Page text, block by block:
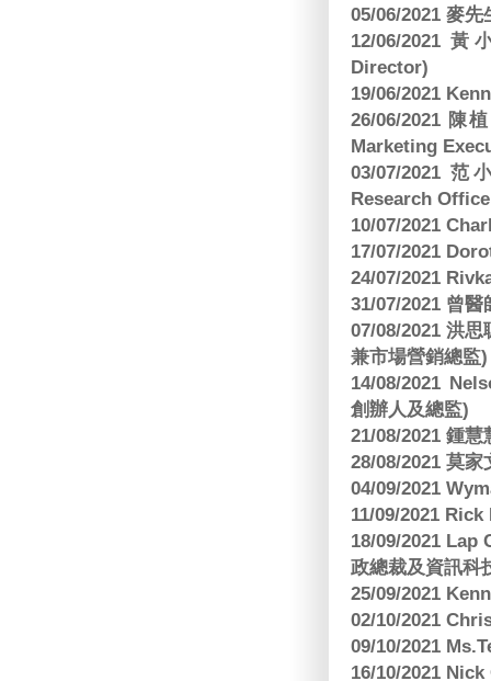
05/06/2021 麥
12/06/2021
Director)
19/06/2021
26/06/2021 陳
Marketing
03/07/2021 范
Research
10/07/2021
17/07/2021
24/07/2021
31/07/2021 曾
07/08/2021 洪
兼市場營銷總監)
14/08/2021
創辦人及總監)
21/08/2021 鍾
28/08/2021 莫
04/09/2021
11/09/2021
18/09/2021
政總裁及資訊科
25/09/2021
02/10/2021
09/10/2021
16/10/2021